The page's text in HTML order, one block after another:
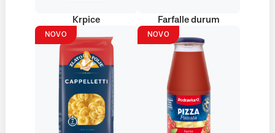
Krpice Farfalle durum
NOVO NOVO